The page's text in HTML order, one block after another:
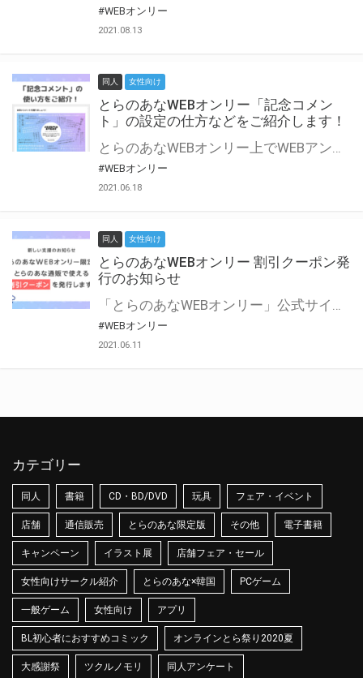
#WEBオンリー
2021.08.13
同人 女性向け
とらのあなWEBオンリー「記念コメン
ト」の設定の仕方などをご紹介します！
とらのあなWEBオンリー上でWEBアンソロジーが作成できる「記念コメント」について、その使い方や作成手順を解説します！ 支援タイプを「サークル参加型」「サークル参加型・マルシェ(イベント会場)機能付き」でお申し込みいただいている主催者様はぜひご活用ください♪ とらのあなWEBオンリーサイトはこちら
#WEBオンリー
2021.06.18
同人 女性向け
とらのあなWEBオンリー 割引クーポン発
行のお知らせ
「とらのあなWEBオンリー」公式サイトでとらのあな通販の「割引クーポン」を配布中！ イベントごとに開催当日限定で使える割引クーポンのシリアルコードを発行します。 とらのあなWEBオンリーのページをチェックして、イベント当日にお得にお買い物を楽しみましょう♪ ※本キャンペーンは予告なく終了する場合がございます。 とらのあなWEBオンリーサイトはこちら
#WEBオンリー
2021.06.11
カテゴリー
同人 書籍 CD・BD/DVD 玩具 フェア・イベント
店舗 通信販売 とらのあな限定版 その他 電子書籍
キャンペーン イラスト展 店舗フェア・セール
女性向けサークル紹介 とらのあな×韓国 PCゲーム
一般ゲーム 女性向け アプリ
BL初心者におすすめコミック オンラインとら祭り2020夏
大感謝祭 ツクルノモリ 同人アンケート